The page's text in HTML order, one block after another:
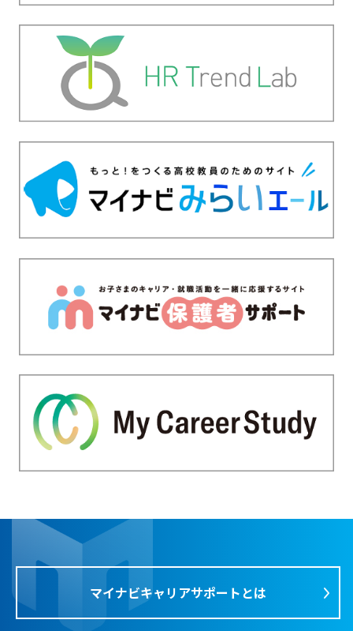
マイナビキャリアサポートとは